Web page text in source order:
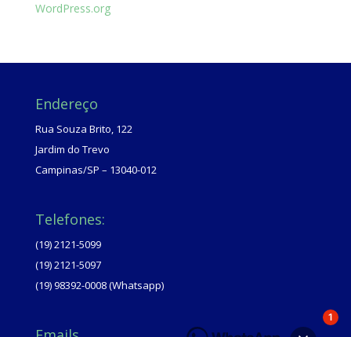
WordPress.org
Endereço
Rua Souza Brito, 122
Jardim do Trevo
Campinas/SP – 13040-012
Telefones:
(19) 2121-5099
(19) 2121-5097
(19) 98392-0008 (Whatsapp)
1